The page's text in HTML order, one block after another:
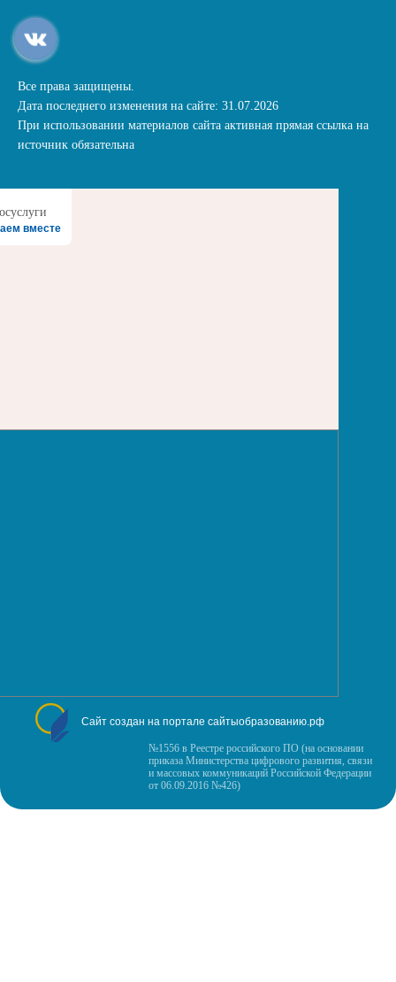
Все права защищены.
Дата последнего изменения на сайте: 31.07.2026
При использовании материалов сайта активная прямая ссылка на
источник обязательна
вместе
Сайт создан на портале сайтыобразованию.рф
№1556 в Реестре российского ПО (на основании
приказа Министерства цифрового развития, связи
и массовых коммуникаций Российской Федерации
от 06.09.2016 №426)